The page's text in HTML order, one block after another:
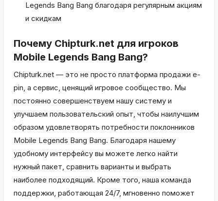
Legends Bang Bang благодаря регулярным акциям
и скидкам
Почему Chipturk.net для игроков
Mobile Legends Bang Bang?
Chipturk.net — это не просто платформа продажи e-
pin, а сервис, ценящий игровое сообщество. Мы
постоянно совершенствуем нашу систему и
улучшаем пользовательский опыт, чтобы наилучшим
образом удовлетворять потребности поклонников
Mobile Legends Bang Bang. Благодаря нашему
удобному интерфейсу вы можете легко найти
нужный пакет, сравнить варианты и выбрать
наиболее подходящий. Кроме того, наша команда
поддержки, работающая 24/7, мгновенно поможет